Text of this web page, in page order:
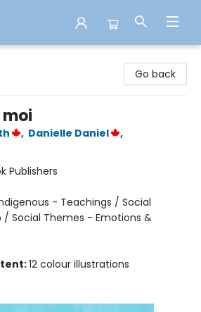
Go back
moi
, Danielle Daniel
,
Publishers
- Teachings / Social
/ Social Themes - Emotions &
12 colour illustrations